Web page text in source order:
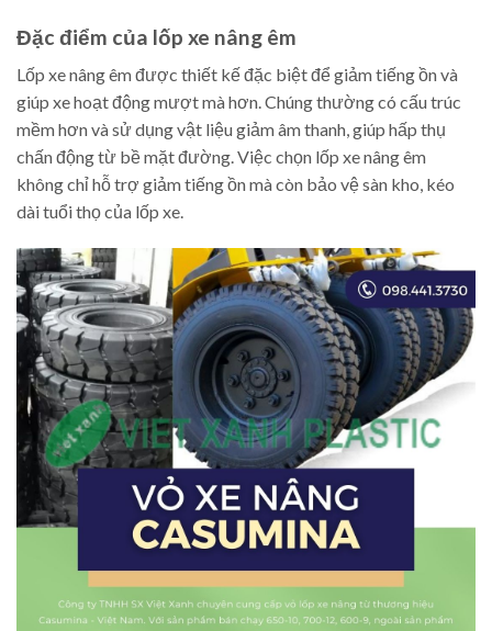
Đặc điểm của lốp xe nâng êm
Lốp xe nâng êm được thiết kế đặc biệt để giảm tiếng ồn và
giúp xe hoạt động mượt mà hơn. Chúng thường có cấu trúc
mềm hơn và sử dụng vật liệu giảm âm thanh, giúp hấp thụ
chấn động từ bề mặt đường. Việc chọn lốp xe nâng êm
không chỉ hỗ trợ giảm tiếng ồn mà còn bảo vệ sàn kho, kéo
dài tuổi thọ của lốp xe.